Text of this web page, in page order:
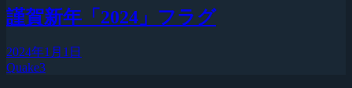
謹賀新年「2024」フラグ
2024年1月1日
Quake3